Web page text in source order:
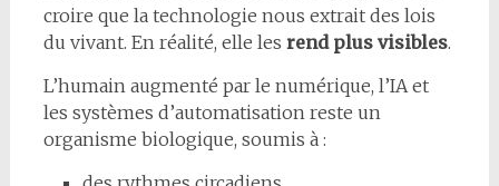
croire que la technologie nous extrait des lois
du vivant. En réalité, elle les rend plus visibles.
L’humain augmenté par le numérique, l’IA et
les systèmes d’automatisation reste un
organisme biologique, soumis à :